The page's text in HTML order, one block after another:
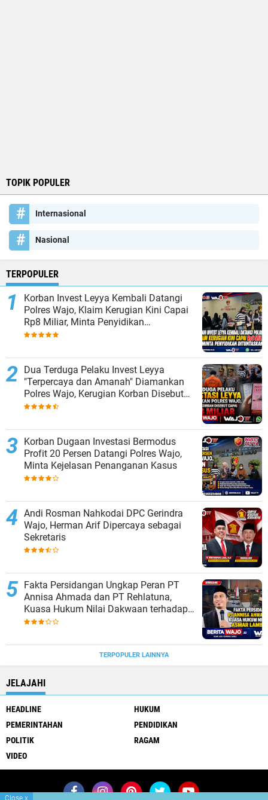
TOPIK POPULER
Internasional
Nasional
TERPOPULER
Korban Invest Leyya Kembali Datangi
Polres Wajo, Klaim Kerugian Kini Capai
Rp8 Miliar, Minta Penyidikan
Dituntaskan
Dua Terduga Pelaku Invest Leyya
"Terpercaya dan Amanah" Diamankan
Polres Wajo, Kerugian Korban Disebut
Capai Rp8 Miliar
Korban Dugaan Investasi Bermodus
Profit 20 Persen Datangi Polres Wajo,
Minta Kejelasan Penanganan Kasus
Andi Rosman Nahkodai DPC Gerindra
Wajo, Herman Arif Dipercaya sebagai
Sekretaris
Fakta Persidangan Ungkap Peran PT
Annisa Ahmada dan PT Rehlatuna,
Kuasa Hukum Nilai Dakwaan terhadap
Asmar Lambo Tidak Berdasar
TERPOPULER LAINNYA
JELAJAHI
HEADLINE
HUKUM
PEMERINTAHAN
PENDIDIKAN
POLITIK
RAGAM
VIDEO